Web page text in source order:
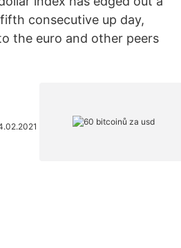
consecutive up day,
the euro and other peers